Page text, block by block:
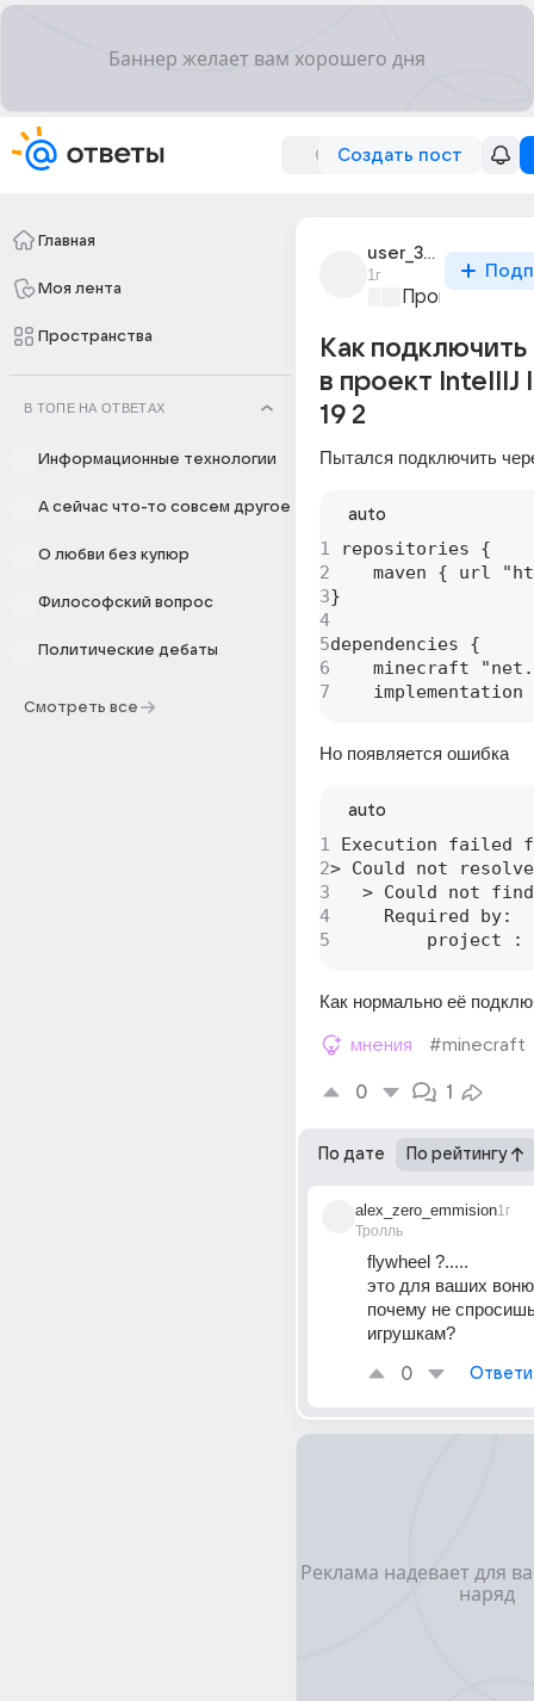
Создать пост
Главная
Моя лента
Пространства
В ТОПЕ НА ОТВЕТАХ
Информационные технологии
А сейчас что-то совсем другое
О любви без купюр
Философский вопрос
Политические дебаты
Смотреть все
user_306064118
1г
Как
в проект IntellIJ
19 2
Пытался подключить
auto
1
2
3
4
5
6
7
repositories {
maven { url
}
dependencies {
minecraft
implementation
Но появляется ошибка
auto
1
2
3
4
5
Execution failed
> Could not
> Could not
     Required by:
         project :
Как нормально её
мнения #minecraft
0 1
По дате По рейтингу
alex_zero_emmision
Тролль
1г
flywheel ?.....
это для ваших
почему не
игрушкам?
0